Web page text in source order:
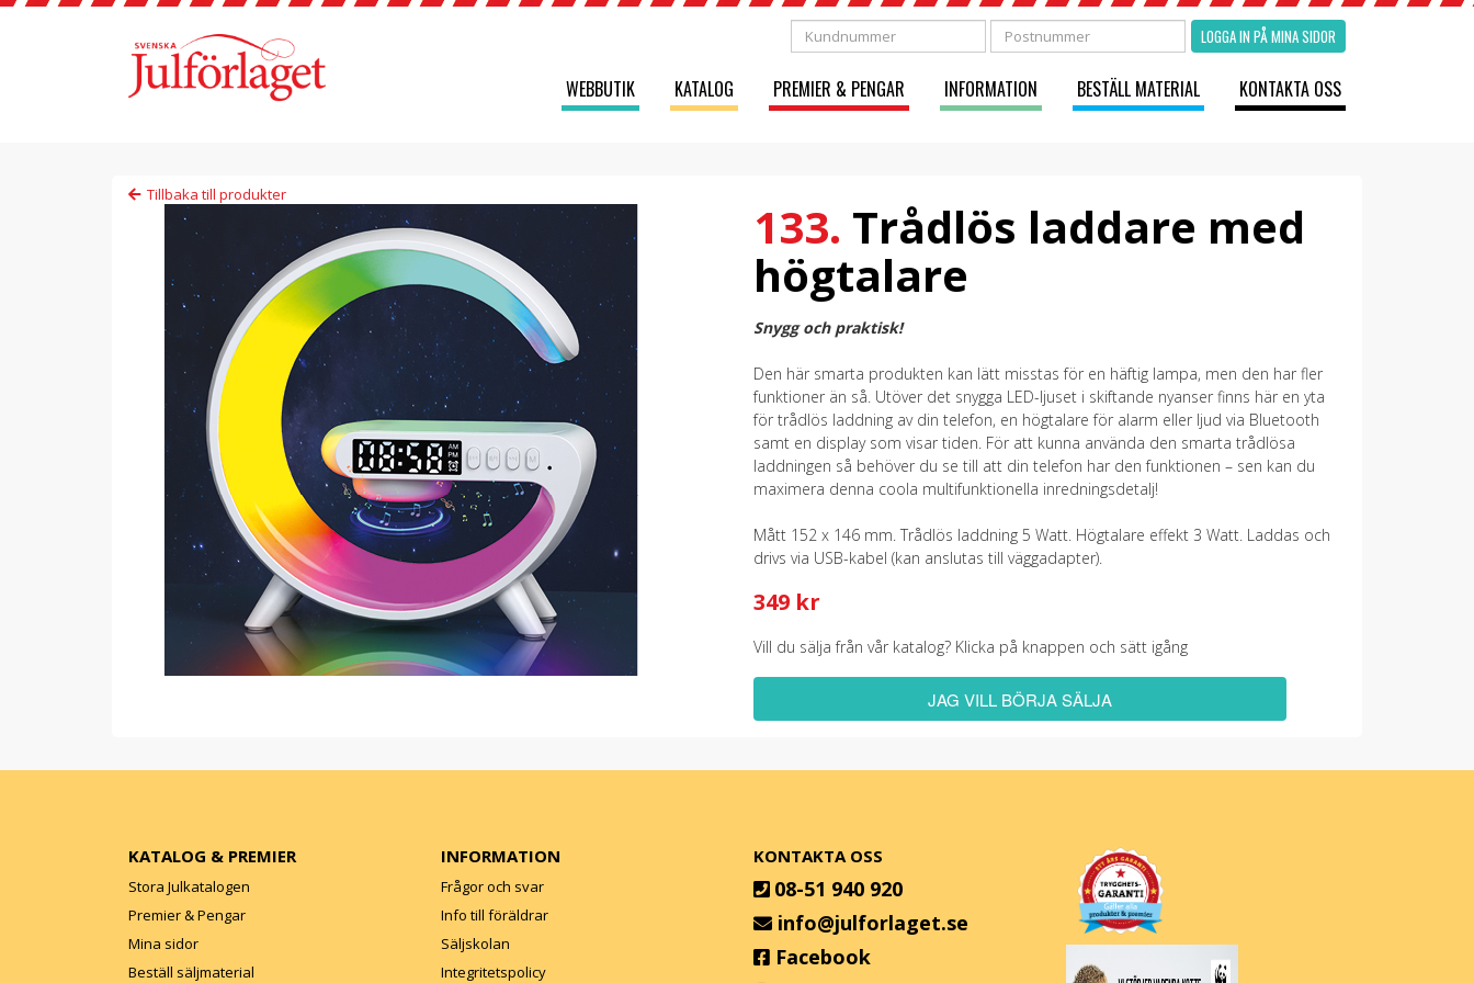
LOGGA IN PÅ MINA SIDOR
WEBBUTIK KATALOG PREMIER & PENGAR INFORMATION BESTÄLL MATERIAL KONTAKTA OSS
Tillbaka till produkter
133. Trådlös laddare med
högtalare
Snygg och praktisk!
Den här smarta produkten kan lätt misstas för en häftig lampa, men den har fler
funktioner än så. Utöver det snygga LED-ljuset i skiftande nyanser finns här en yta
för trådlös laddning av din telefon, en högtalare för alarm eller ljud via Bluetooth
samt en display som visar tiden. För att kunna använda den smarta trådlösa
laddningen så behöver du se till att din telefon har den funktionen – sen kan du
maximera denna coola multifunktionella inredningsdetalj!
Mått 152 x 146 mm. Trådlös laddning 5 Watt. Högtalare effekt 3 Watt. Laddas och
drivs via USB-kabel (kan anslutas till väggadapter).
349 kr
Vill du sälja från vår katalog? Klicka på knappen och sätt igång
JAG VILL BÖRJA SÄLJA
KATALOG & PREMIER
Stora Julkatalogen
Premier & Pengar
Mina sidor
Beställ säljmaterial
INFORMATION
Frågor och svar
Info till föräldrar
Säljskolan
Integritetspolicy
KONTAKTA OSS
08-51 940 920
info@julforlaget.se
Facebook